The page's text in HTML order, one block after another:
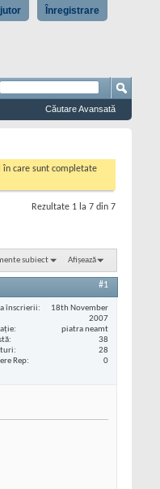
Înregistrare
Căutare Avansată
în care sunt completate
Rezultate 1 la 7 din 7
subiect Afișează
#1
înscrierii
18th November
2007
piatra neamt
38
28
Rep
0